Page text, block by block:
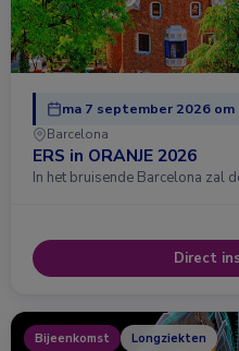
ma 7 september 2026 om
Barcelona
ERS in ORANJE 2026
In het bruisende Barcelona zal
Direct
Bijeenkomst Longziekten